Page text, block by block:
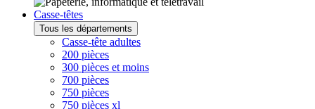
Casse-têtes
Tous les départements
Casse-tête adultes
200 pièces
300 pièces et moins
700 pièces
750 pièces
750 pièces xl